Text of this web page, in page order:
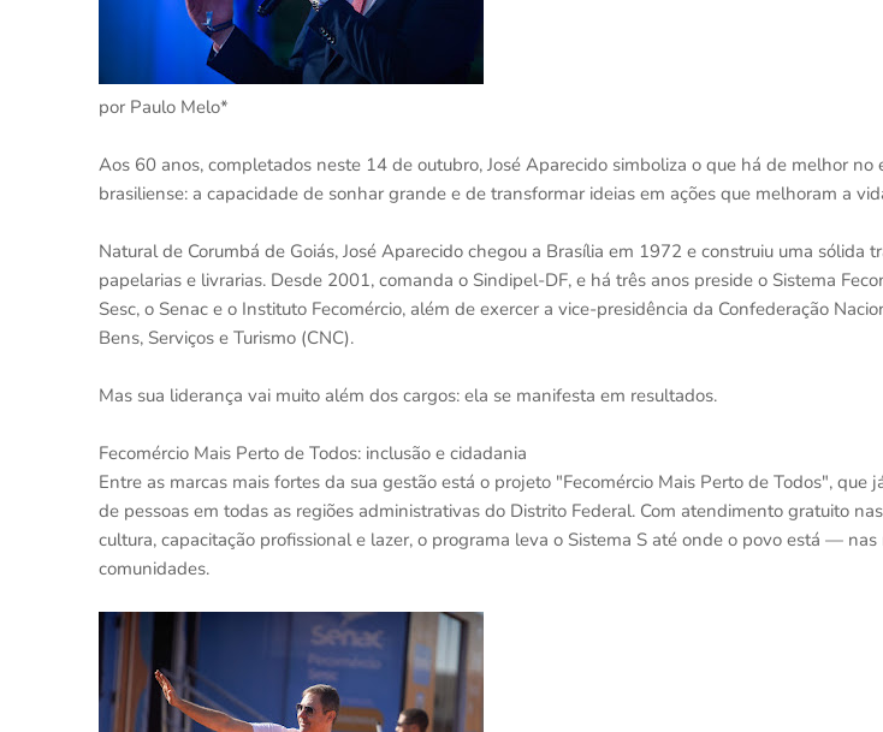
por Paulo Melo*
Aos 60 anos, completados neste 14 de outubro, José Aparecido simboliza o que há de melhor no
brasiliense: a capacidade de sonhar grande e de transformar ideias em ações que melhoram a
Natural de Corumbá de Goiás, José Aparecido chegou a Brasília em 1972 e construiu uma sólida
papelarias e livrarias. Desde 2001, comanda o Sindipel-DF, e há três anos preside o Sistema
Sesc, o Senac e o Instituto Fecomércio, além de exercer a vice-presidência da Confederação
Bens, Serviços e Turismo (CNC).
Mas sua liderança vai muito além dos cargos: ela se manifesta em resultados.
Fecomércio Mais Perto de Todos: inclusão e cidadania
Entre as marcas mais fortes da sua gestão está o projeto "Fecomércio Mais Perto de Todos", que
de pessoas em todas as regiões administrativas do Distrito Federal. Com atendimento gratuito
cultura, capacitação profissional e lazer, o programa leva o Sistema S até onde o povo está — nas
comunidades.